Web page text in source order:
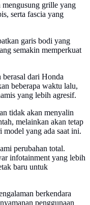
grille yang
serta fascia yang
garis bodi yang
semakin memperkuat
dari Honda
beberapa waktu lalu,
yang lebih agresif.
tidak akan menyalin
melainkan akan tetap
model yang ada saat ini.
perubahan total.
infotainment yang lebih
baru untuk
berkendara
penggunaan